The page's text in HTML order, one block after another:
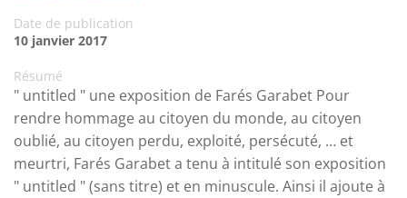
Date de publication
10 janvier 2017
Résumé
" untitled " une exposition de Farés Garabet Pour
rendre hommage au citoyen du monde, au citoyen
oublié, au citoyen perdu, exploité, persécuté, … et
meurtri, Farés Garabet a tenu à intitulé son exposition
" untitled " (sans titre) et en minuscule. Ainsi il ajoute à